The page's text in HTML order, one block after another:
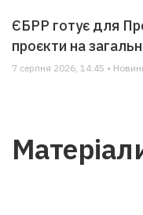
ЄБРР готує для
проєкти на
7 серпня 2026, 14:45 •